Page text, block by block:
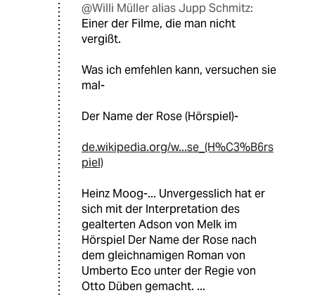
@Willi Müller alias Jupp Schmitz:
Einer der Filme, die man nicht
vergißt.
Was ich emfehlen kann, versuchen sie
mal-
Der Name der Rose (Hörspiel)-
de.wikipedia.org/w...se_(H%C3%B6rs
piel)
Heinz Moog-... Unvergesslich hat er
sich mit der Interpretation des
gealterten Adson von Melk im
Hörspiel Der Name der Rose nach
dem gleichnamigen Roman von
Umberto Eco unter der Regie von
Otto Düben gemacht. ...